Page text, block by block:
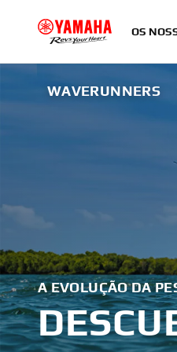
OS
WAVERUNNERS
A EVOLUÇÃO DA